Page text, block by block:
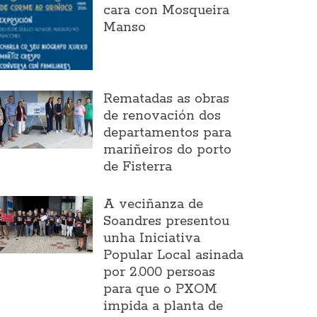
cara con Mosqueira
Manso
Rematadas as obras
de renovación dos
departamentos para
mariñeiros do porto
de Fisterra
A veciñanza de
Soandres presentou
unha Iniciativa
Popular Local asinada
por 2.000 persoas
para que o PXOM
impida a planta de